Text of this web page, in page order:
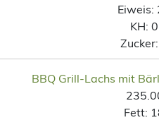
Eiweis:
KH:
Zucker:
BBQ Grill-Lachs mit
Fett: